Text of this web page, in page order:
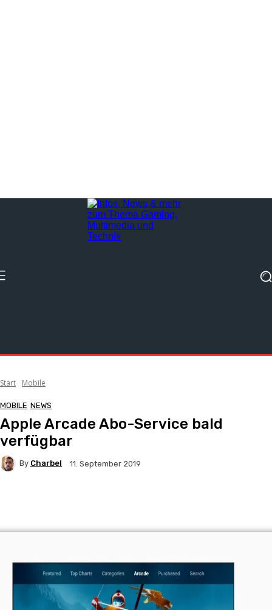
Start Mobile
MOBILE NEWS
Apple Arcade Abo-Service bald
verfügbar
By Charbel 11. September 2019